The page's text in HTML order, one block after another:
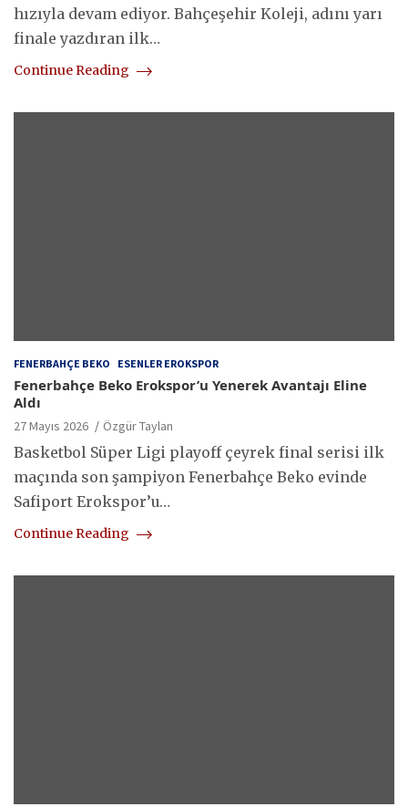
hızıyla devam ediyor. Bahçeşehir Koleji, adını yarı
finale yazdıran ilk…
Continue Reading
FENERBAHÇE BEKO ESENLER EROKSPOR
Fenerbahçe Beko Erokspor’u Yenerek Avantajı Eline
Aldı
27 Mayıs 2026 Özgür Taylan
Basketbol Süper Ligi playoff çeyrek final serisi ilk
maçında son şampiyon Fenerbahçe Beko evinde
Safiport Erokspor’u…
Continue Reading